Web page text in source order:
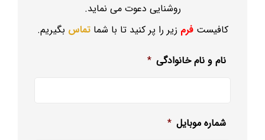
روشنایی دعوت می نماید.
کافیستفرم زیر را پر کنید تا با شماتماس بگیریم.
نام و نام خانوادگی *
شماره موبایل *